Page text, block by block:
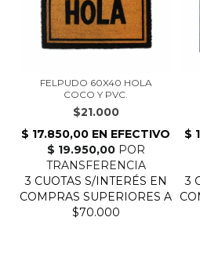
FELPUDO 60X40 HOLA
COCO Y PVC.
$21.000